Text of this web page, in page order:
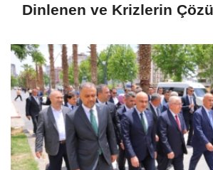
Dinlenen ve Krizlerin